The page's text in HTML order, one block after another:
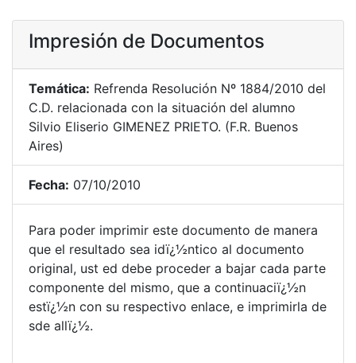
Impresión de Documentos
Temática: Refrenda Resolución Nº 1884/2010 del
C.D. relacionada con la situación del alumno
Silvio Eliserio GIMENEZ PRIETO. (F.R. Buenos
Aires)
Fecha: 07/10/2010
Para poder imprimir este documento de manera
que el resultado sea idï¿½ntico al documento
original, ust ed debe proceder a bajar cada parte
componente del mismo, que a continuaciï¿½n
estï¿½n con su respectivo enlace, e imprimirla de
sde allï¿½.